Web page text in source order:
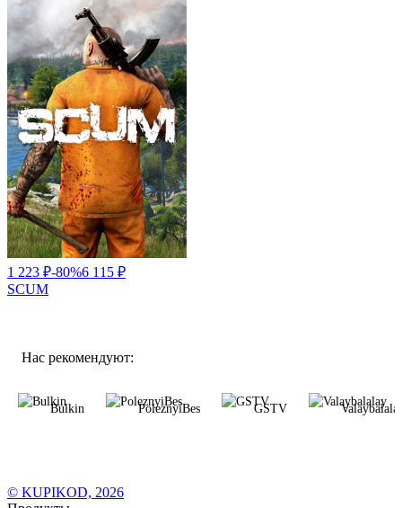
1 223 ₽-80%6 115 ₽
SCUM
Нас рекомендуют:
Bulkin PoleznyiBes GSTV
© KUPIKOD, 2026